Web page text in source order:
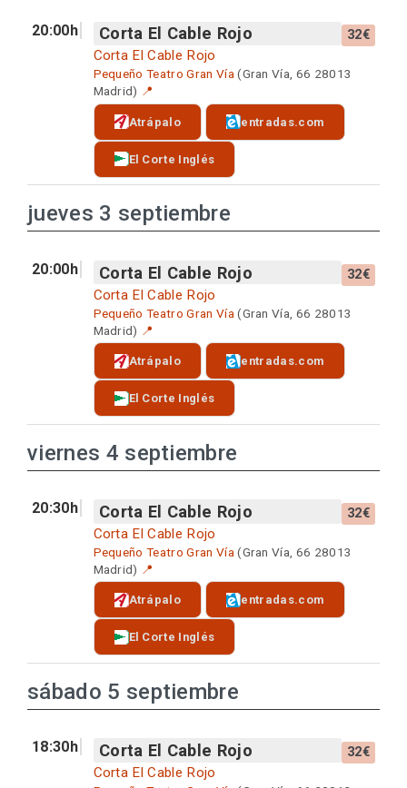
20:00h Corta El Cable Rojo 32€
Corta El Cable Rojo
Pequeño Teatro Gran Vía(Gran Vía, 66 28013
Madrid) 📍
Atrápalo entradas.com
El Corte Inglés
jueves 3 septiembre
20:00h Corta El Cable Rojo 32€
Corta El Cable Rojo
Pequeño Teatro Gran Vía (Gran Vía, 66 28013
Madrid) 📍
Atrápalo entradas.com
El Corte Inglés
viernes 4 septiembre
20:30h Corta El Cable Rojo 32€
Corta El Cable Rojo
Pequeño Teatro Gran Vía (Gran Vía, 66 28013
Madrid) 📍
Atrápalo entradas.com
El Corte Inglés
sábado 5 septiembre
18:30h Corta El Cable Rojo 32€
Corta El Cable Rojo